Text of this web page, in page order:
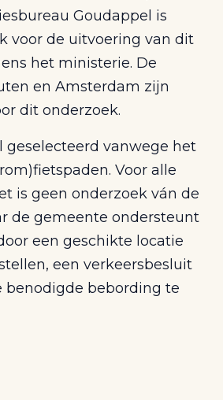
Goudappel is
voor de uitvoering van dit
het ministerie. De
en Amsterdam zijn
dit onderzoek.
geselecteerd vanwege het
Voor alle
is geen onderzoek ván de
de gemeente ondersteunt
een geschikte locatie
een verkeersbesluit
benodigde bebording te